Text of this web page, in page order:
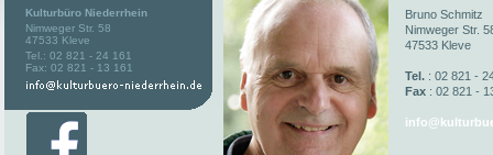
Kulturbüro Niederrhein
Nimweger Str. 58
47533 Kleve
Tel.: 02 821 - 24 161
Fax: 02 821 - 13 161
Bruno Schmitz
Nimweger Str.
47533 Kleve
Tel. : 02 821 -
Fax : 02 821 -